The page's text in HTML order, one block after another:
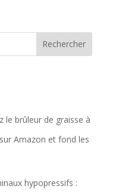
le brûleur de graisse à
Amazon et fond les
hypopressifs :